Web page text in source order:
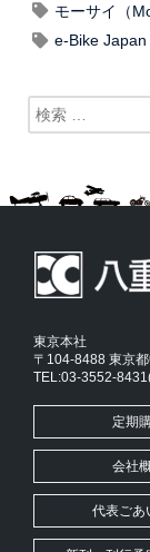
モーサイ（
e-Bike Japan
東京本社
〒104-8488 東京
TEL:03-3552-
定期
会社
代表ごあ